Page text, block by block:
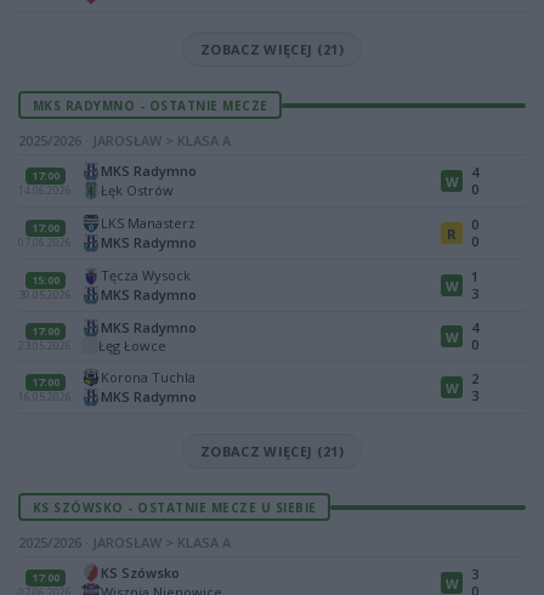
ZOBACZ WIĘCEJ (21)
MKS RADYMNO - OSTATNIE MECZE
2025/2026 · JAROSŁAW > KLASA A
17:00
14.06.2026
MKS Radymno
Łęk Ostrów
W
4
0
17:00
07.06.2026
LKS Manasterz
MKS Radymno
R
0
0
15:00
30.05.2026
Tęcza Wysock
MKS Radymno
W
1
3
17:00
23.05.2026
MKS Radymno
Łęg Łowce
W
4
0
17:00
16.05.2026
Korona Tuchla
MKS Radymno
W
2
3
ZOBACZ WIĘCEJ (21)
KS SZÓWSKO - OSTATNIE MECZE U SIEBIE
2025/2026 · JAROSŁAW > KLASA A
17:00
07.06.2026
KS Szówsko
W
3
0